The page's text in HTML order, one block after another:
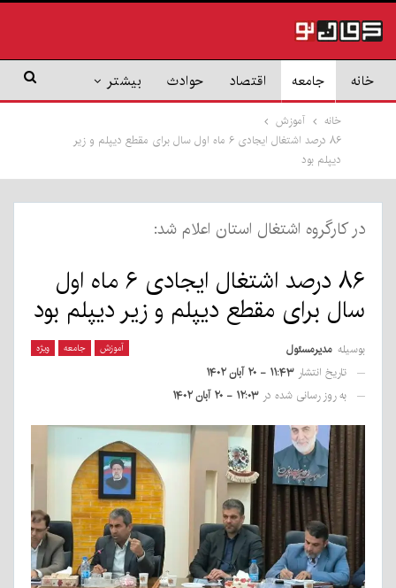
خانه جامعه اقتصاد حوادث بیشتر
خانه
آموزش
۸۶ درصد اشتغال ایجادی ۶ ماه اول سال برای مقطع دیپلم و زیر
دیپلم بود
در کارگروه اشتغال استان اعلام شد:
۸۶ درصد اشتغال ایجادی ۶ ماه اول
سال برای مقطع دیپلم و زیر دیپلم بود
آموزش جامعه ویژه بوسیله مدیرمسئول
تاریخ انتشار ۱۱:۴۳ - ۲۰ آبان ۱۴۰۲
به روز رسانی شده در ۱۲:۰۳ - ۲۰ آبان ۱۴۰۲